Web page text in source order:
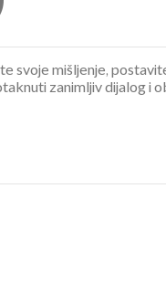
svoje mišljenje,
zanimljiv dijalog i